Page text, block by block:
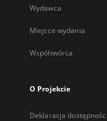
Wydawca
Miejsce wydania
Współtwórca
O Projekcie
Deklaracja dostępności